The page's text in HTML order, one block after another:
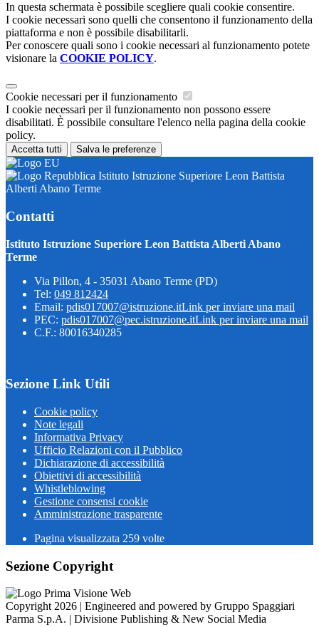
In questa schermata è possibile scegliere quali cookie consentire.
I cookie necessari sono quelli che consentono il funzionamento della
piattaforma e non è possibile disabilitarli.
Per conoscere quali sono i cookie necessari al funzionamento potete
visionare la COOKIE POLICY.
Cookie necessari per il funzionamento
I cookie necessari per il funzionamento non possono essere
disabilitati. È possibile consultare l'elenco nella pagina della cookie
policy.
Accetta tutti Salva le preferenze
Istituto Istruzione Superiore Leon Battista
Alberti Abano Terme
Contatti
Istituto Istruzione Superiore Leon Battista Alberti Abano
Terme
Via Pillon, 4 - 35031 Abano Terme (PD)
Tel: 049 812424
Email: pdis017007@istruzione.itLink per inviare una mail
PEC: pdis017007@pec.istruzione.itLink per inviare una mail
C.F.: 80016340285
Sezione Link Utili
Cookie policy
Note legali
Informativa Privacy
Ufficio Relazioni con il Pubblico
Dichiarazione di accessibilità
Obiettivi di accessibilità
Whistleblowing
Gestione consensi cookie
Amministrazione trasparente
Pagina visualizzata 259 volte
Sezione Copyright
Copyright 2026 | Engineered and powered by Gruppo Spaggiari
Parma S.p.A. | Divisione Publishing & New Social Media